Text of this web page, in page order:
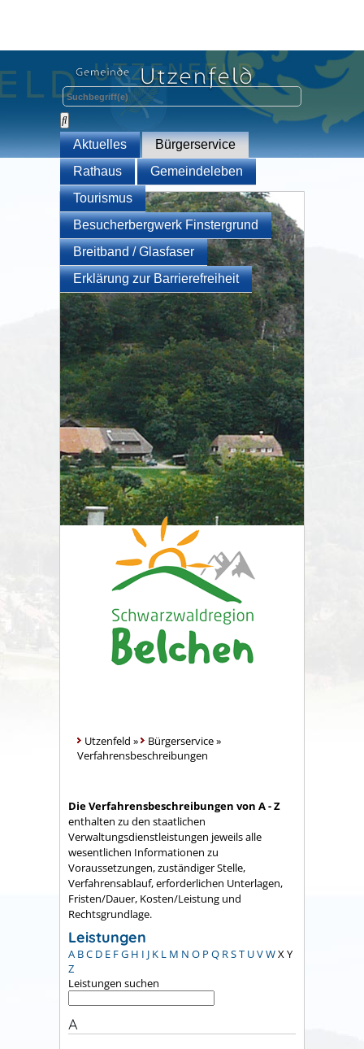
Aktuelles
Bürgerservice
Rathaus
Gemeindeleben
Tourismus
Besucherbergwerk Finstergrund
Breitband / Glasfaser
Erklärung zur Barrierefreiheit
Utzenfeld » Bürgerservice»
Verfahrensbeschreibungen
Die Verfahrensbeschreibungen von A - Z
enthalten zu den staatlichen
Verwaltungsdienstleistungen jeweils alle
wesentlichen Informationen zu
Voraussetzungen, zuständiger Stelle,
Verfahrensablauf, erforderlichen Unterlagen,
Fristen/Dauer, Kosten/Leistung und
Rechtsgrundlage.
Leistungen
A BC D E FG H I J K L M N O P Q RST UVWXY
Z
Leistungen suchen
A